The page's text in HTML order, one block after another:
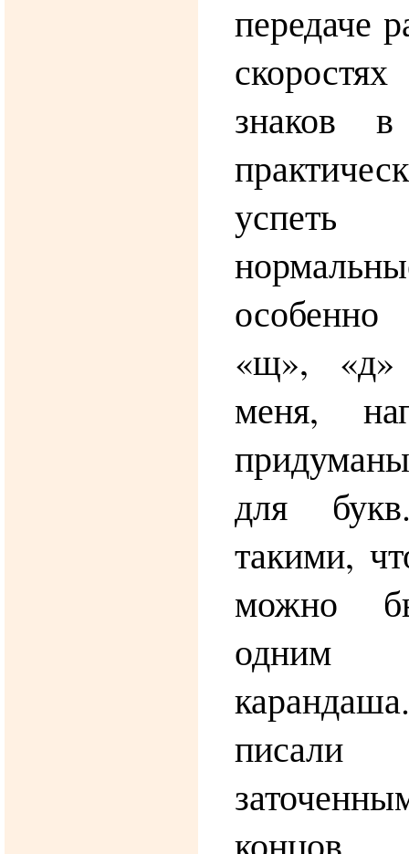
передаче
знаков
«щ»,
меня,
для
такими,
можно
одним
писали